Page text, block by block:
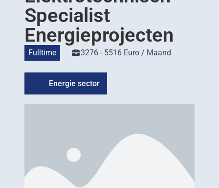
Specialist
Energieprojecten
Fulltime 3276 - 5516 Euro / Maand
Energie sector